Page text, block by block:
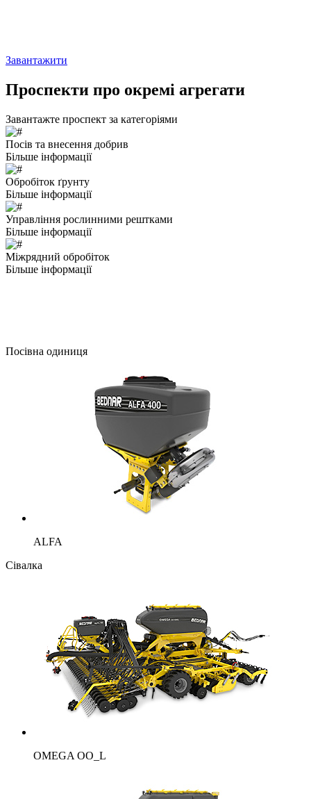
Завантажити
Проспекти про окремі агрегати
Завантажте проспект за категоріями
Посів та внесення добрив
Більше інформації
Обробіток ґрунту
Більше інформації
Управління рослинними рештками
Більше інформації
Mіжрядний обробіток
Більше інформації
Посівна одиниця
ALFA
Сівалка
OMEGA OO_L